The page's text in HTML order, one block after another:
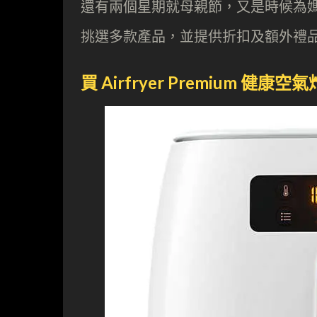
還有兩個星期就母親節，又是時候
挑選多款產品，並提供折扣及額外禮
買 Airfryer Premium 健康空氣